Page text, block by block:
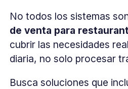
No todos los sistemas
de venta para
cubrir las necesidades
diaria, no solo procesar
Busca soluciones que